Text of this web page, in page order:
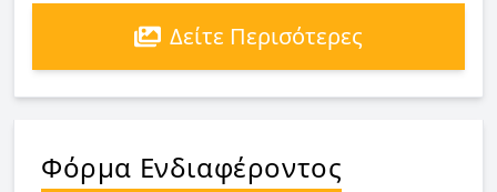
Δείτε Περισότερες
Φόρμα Ενδιαφέροντος